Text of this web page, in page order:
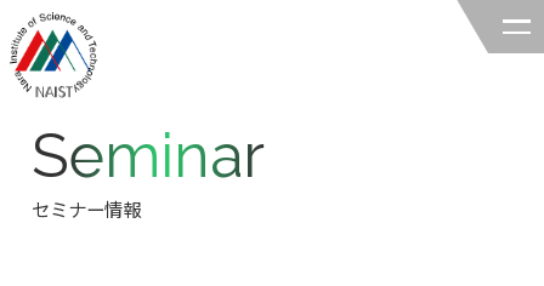
奈良先端科学技術大学院大学
Seminar
セミナー情報